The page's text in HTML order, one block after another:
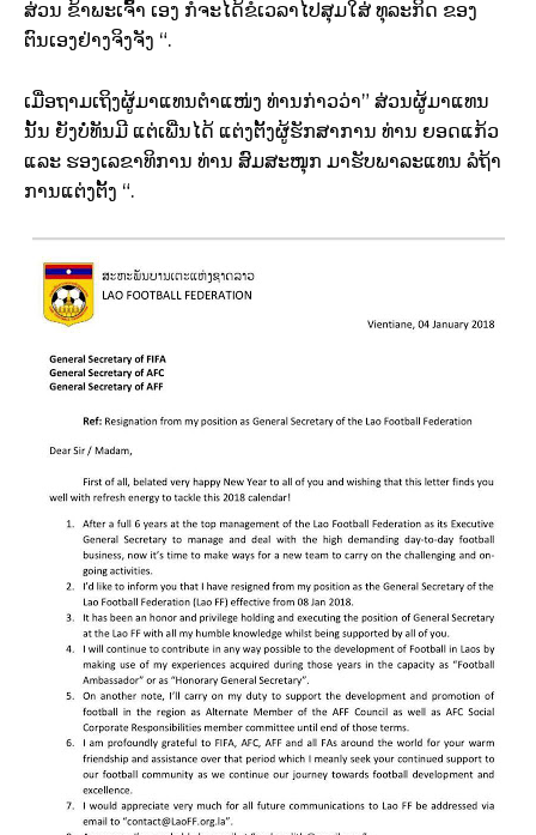
ສ່ວນ ຂ້າພະເຈົ້າ ເອງ ກໍຈະໄດ້ຂໍເວລາໄປສຸມໃສ່ ທຸລະກິດ ຂອງ
ຕົນເອງຢ່າງຈິງຈັງ “.
ເມື່ອຖາມເຖິງຜູ້ມາແທນຕຳແໜ່ງ ທ່ານກ່າວວ່າ” ສ່ວນຜູ້ມາແທນ
ນັ້ນ ຍັງບໍ່ທັນມີ ແຕ່ເພີ່ນໄດ້ ແຕ່ງຕັ້ງຜູ້ຮັກສາການ ທ່ານ ຍອດແກ້ວ
ແລະ ຮອງເລຂາທິການ ທ່ານ ສົມສະໜຸກ ມາຮັບພາລະແທນ ລໍຖ້າ
ການແຕ່ງຕັ້ງ “.